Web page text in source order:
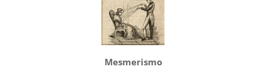
Mesmerismo